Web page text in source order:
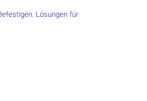
, Lösungen für